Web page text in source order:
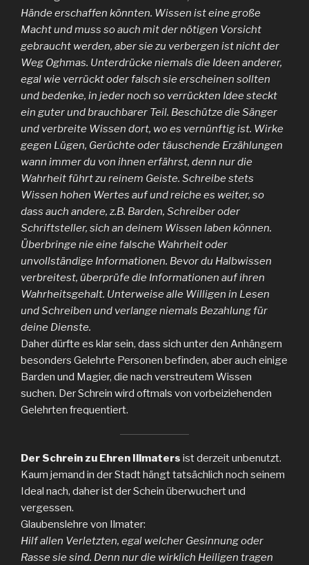
Hände erschaffen könnten. Wissen ist eine große
Macht und muss so auch mit der nötigen Vorsicht
gebraucht werden, aber sie zu verbergen ist nicht der
Weg Oghmas. Unterdrücke niemals die Ideen anderer,
egal wie verrückt oder falsch sie erscheinen sollten
und bedenke, in jeder noch so verrückten Idee steckt
ein guter und brauchbarer Teil. Beschütze die Sänger
und verbreite Wissen dort, wo es vernünftig ist. Wirke
gegen Lügen, Gerüchte oder täuschende Erzählungen
wann immer du von ihnen erfährst, denn nur die
Wahrheit führt zu reinem Geiste. Schreibe stets
Wissen hohen Wertes auf und reiche es weiter, so
dass auch andere, z.B. Barden, Schreiber oder
Schriftsteller, sich an deinem Wissen laben können.
Überbringe nie eine falsche Wahrheit oder
unvollständige Informationen. Bevor du Halbwissen
verbreitest, überprüfe die Informationen auf ihren
Wahrheitsgehalt. Unterweise alle Willigen in Lesen
und Schreiben und verlange niemals Bezahlung für
deine Dienste.
Daher dürfte es klar sein, dass sich unter den Anhängern
besonders Gelehrte Personen befinden, aber auch einige
Barden und Magier, die nach verstreutem Wissen
suchen. Der Schrein wird oftmals von vorbeiziehenden
Gelehrten frequentiert.
Der Schrein zu Ehren Illmaters ist derzeit unbenutzt.
Kaum jemand in der Stadt hängt tatsächlich noch seinem
Ideal nach, daher ist der Schein überwuchert und
vergessen.
Glaubenslehre von Ilmater:
Hilf allen Verletzten, egal welcher Gesinnung oder
Rasse sie sind. Denn nur die wirklich Heiligen tragen